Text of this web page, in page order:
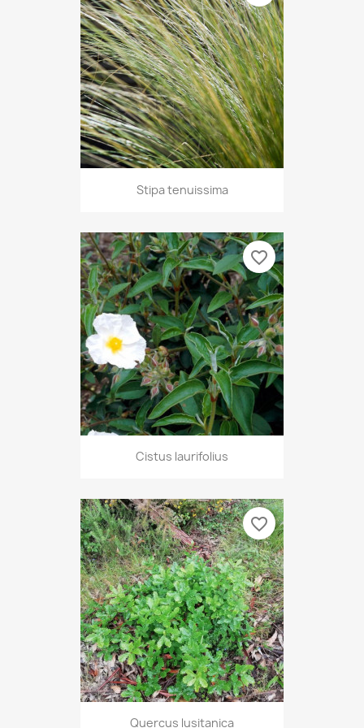
Stipa tenuissima
Cistus laurifolius
favorite_border
Quercus lusitanica
favorite_border